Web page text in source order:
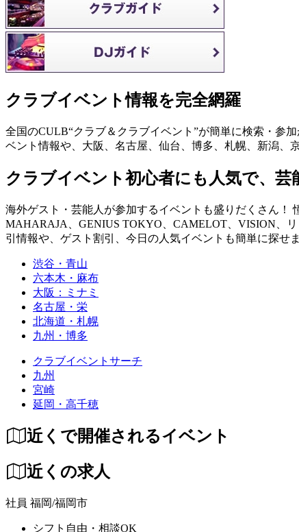
クラブイベント情報を完全網羅
全国のCULB“クラブ＆クラブイベント”が簡単に検索・参
ベント情報や、大阪、名古屋、仙台、博多、札幌、新潟、
クラブイベント初心者にも人気で、
海外ゲスト・芸能人が参加するイベントも盛りだくさん！
MAHARAJA、GENIUS TOKYO、CAMELOT、VISION、
引情報や、ゲスト割引、今日の人気イベントも簡単に探せ
渋谷・青山
六本木・麻布
大阪：ミナミ
名古屋・栄
北海道・札幌
九州・博多
クラブイベントサーチ
九州
宮崎
延岡・高千穂
近くで開催されるイベント
近くの求人
社員 福岡/福岡市
シフト自由・相談OK